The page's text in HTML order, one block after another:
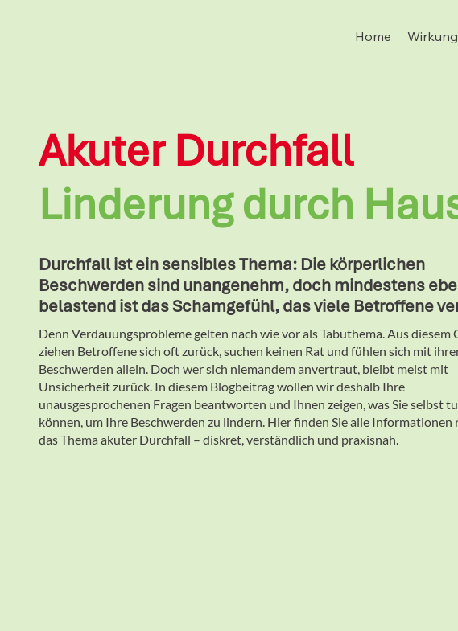
Home Wirkung
Akuter Durchfall
Linderung durch
Durchfall ist ein sensibles Thema: Die körperlichen
Beschwerden sind unangenehm, doch mindestens
belastend ist das Schamgefühl, das viele Betroffene
Denn Verdauungsprobleme gelten nach wie vor als Tabuthema. Aus diesem
ziehen Betroffene sich oft zurück, suchen keinen Rat und fühlen sich mit
Beschwerden allein. Doch wer sich niemandem anvertraut, bleibt meist mit
Unsicherheit zurück. In diesem Blogbeitrag wollen wir deshalb Ihre
unausgesprochenen Fragen beantworten und Ihnen zeigen, was Sie selbst
können, um Ihre Beschwerden zu lindern. Hier finden Sie alle Informationen
das Thema akuter Durchfall – diskret, verständlich und praxisnah.